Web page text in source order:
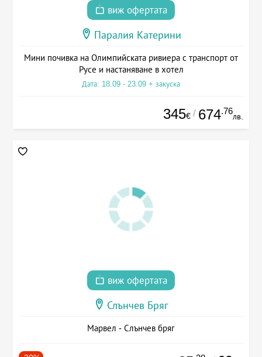
виж офертата
Паралия Катерини
Мини почивка на Олимпийската ривиера с транспорт от
Русе и настаняване в хотел
Дата: 18.09 - 23.09 + закуска
345€ / 674.76
лв.
виж офертата
Слънчев Бряг
Марвел - Слънчев бряг